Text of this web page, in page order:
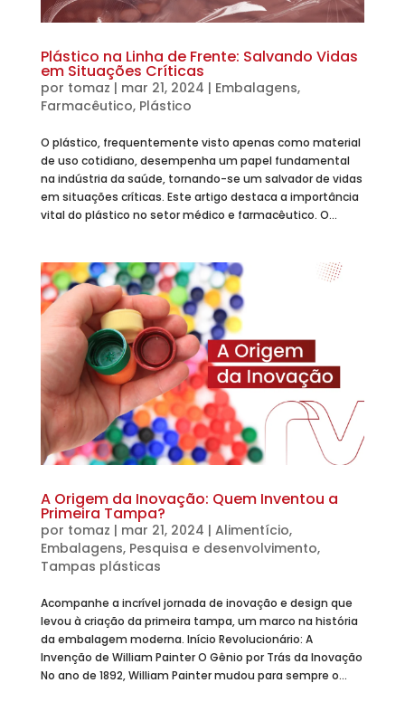
Plástico na Linha de Frente: Salvando Vidas
em Situações Críticas
por tomaz | mar 21, 2024 | Embalagens,
Farmacêutico, Plástico
O plástico, frequentemente visto apenas como material
de uso cotidiano, desempenha um papel fundamental
na indústria da saúde, tornando-se um salvador de vidas
em situações críticas. Este artigo destaca a importância
vital do plástico no setor médico e farmacêutico. O...
A Origem da Inovação: Quem Inventou a
Primeira Tampa?
por tomaz | mar 21, 2024 | Alimentício,
Embalagens, Pesquisa e desenvolvimento,
Tampas plásticas
Acompanhe a incrível jornada de inovação e design que
levou à criação da primeira tampa, um marco na história
da embalagem moderna. Início Revolucionário: A
Invenção de William Painter O Gênio por Trás da Inovação
No ano de 1892, William Painter mudou para sempre o...